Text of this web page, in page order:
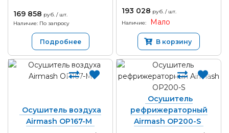
169 858 руб. / шт.
Наличие: По запросу
Подробнее
193 028 руб. / шт.
Наличие:
Мало
В корзину
Осушитель воздуха
Airmash OP167-M
Осушитель
рефрижераторный
Airmash OP200-S